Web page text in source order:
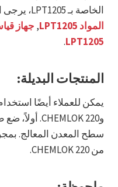
الخاصة بـ LPT1205، يرجى النقر للتنزيل:
المواد LPT1205
, جهاز
LPT1205
.
المنتجات البديلة:
سطح المعدن المعالج.
من CHEMLOK 220.